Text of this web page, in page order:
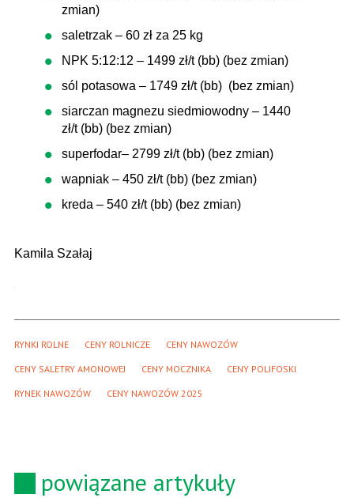
zmian)
saletrzak – 60 zł za 25 kg
NPK 5:12:12 – 1499 zł/t (bb) (bez zmian)
sól potasowa – 1749 zł/t (bb) (bez zmian)
siarczan magnezu siedmiowodny – 1440
zł/t (bb) (bez zmian)
superfodar– 2799 zł/t (bb) (bez zmian)
wapniak – 450 zł/t (bb) (bez zmian)
kreda – 540 zł/t (bb) (bez zmian)
Kamila Szałaj
RYNKI ROLNE CENY ROLNICZE CENY NAWOZÓW
CENY SALETRY AMONOWEJ CENY MOCZNIKA CENY POLIFOSKI
RYNEK NAWOZÓW CENY NAWOZÓW 2025
powiązane artykuły